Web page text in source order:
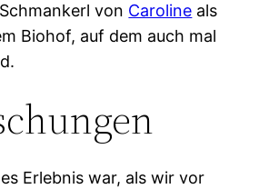
von Caroline als
Biohof, auf dem auch mal
Erlebnis war, als wir vor